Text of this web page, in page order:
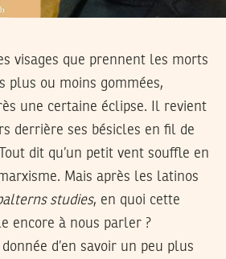
visages que prennent les morts
plus ou moins gommées,
une certaine éclipse. Il revient
derrière ses bésicles en fil de
dit qu’un petit vent souffle en
Mais après les latinos
studies, en quoi cette
encore à nous parler ?
donnée d’en savoir un peu plus